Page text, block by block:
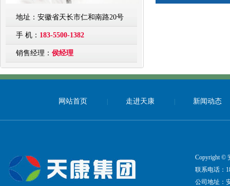
地址：安徽省天长市仁和南路20号
手 机： 183-5500-1382
销售经理： 侯经理
网站首页 | 走进天康 | 新闻动态
Copyright ©
联系电话：
公司地址